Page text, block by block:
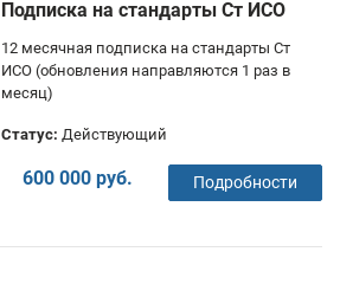
Подписка на стандарты Ст ИСО
12 месячная подписка на стандарты Ст
ИСО (обновления направляются 1 раз в
месяц)
Статус: Действующий
600 000 руб. Подробности